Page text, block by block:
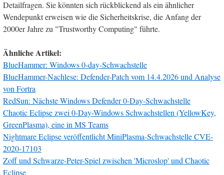
Detailfragen. Sie könnten sich rückblickend als ein ähnlicher
Wendepunkt erweisen wie die Sicherheitskrise, die Anfang der
2000er Jahre zu "Trustworthy Computing" führte.
Ähnliche Artikel:
BlueHammer: Windows 0-day-Schwachstelle
BlueHammer-Nachlese: Defender-Patch vom 14.4.2026 und Analyse
von Fortra
RedSun: Nächste Windows Defender 0-Day-Schwachstelle
Chaotic Eclipse zwei 0-Day-Windows Schwachstellen (YellowKey,
GreenPlasma), eine in MS Teams
Nightmare Eclipse veröffentlicht MiniPlasma-Schwachstelle CVE-
2020-17103
Zoff und Schwarze-Peter-Spiel zwischen 'Microslop' und Chaotic
Eclipse